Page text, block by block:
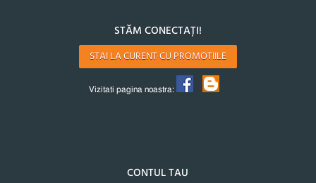
STĂM CONECTAȚI!
STAI LA CURENT CU PROMOTIILE
Vizitati pagina noastra:
CONTUL TAU